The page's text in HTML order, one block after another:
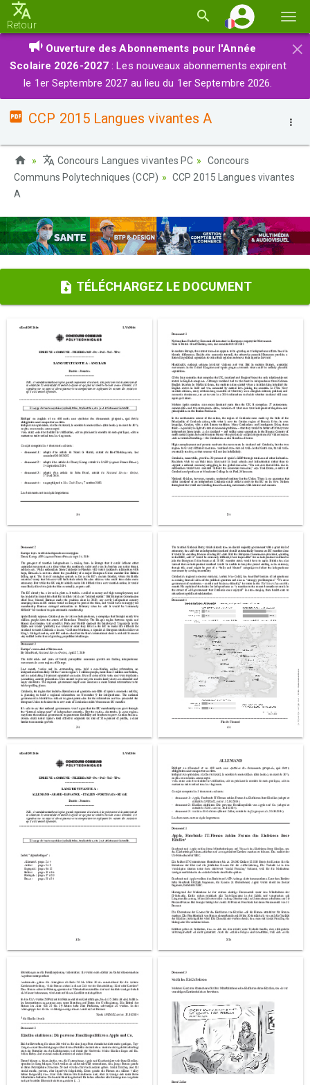
la
Retour
×
Ouverture des Abonnements pour l'Année
Scolaire 2026-2027 : Les nouveaux abonnements expirent
le 1er Septembre 2027 au lieu du 1er Septembre 2026.
CCP 2015 Langues vivantes A
Concours Langues vivantes PC
Concours
Communs Polytechniques (CCP)
CCP 2015 Langues vivantes
A
TÉLÉCHARGEZ LE DOCUMENT